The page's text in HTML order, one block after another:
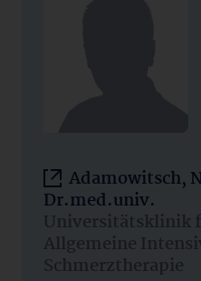
Adamowitsch,
Dr.med.univ.
Universitätsklinik
Allgemeine
Schmerztherapie